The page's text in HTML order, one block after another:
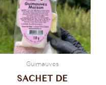
Guimauves
SACHET DE
Les